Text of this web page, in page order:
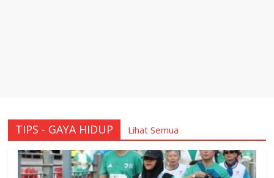
TIPS - GAYA HIDUP Lihat Semua